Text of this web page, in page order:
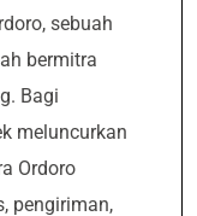
sebuah
bermitra
Bagi
meluncurkan
Ordoro
pengiriman,